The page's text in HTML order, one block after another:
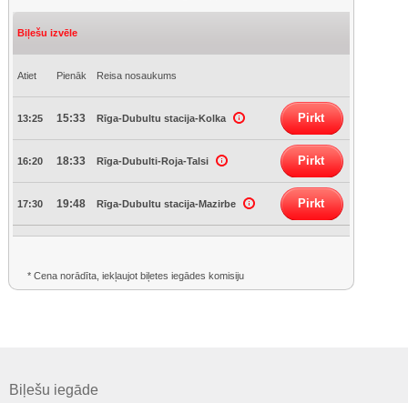
Biļešu izvēle
Atiet Pienāk Reisa nosaukums
13:25 15:33 Rīga-Dubultu stacija-Kolka Pirkt
16:20 18:33 Rīga-Dubulti-Roja-Talsi Pirkt
17:30 19:48 Rīga-Dubultu stacija-Mazirbe Pirkt
* Cena norādīta, iekļaujot biļetes iegādes komisiju
Biļešu iegāde